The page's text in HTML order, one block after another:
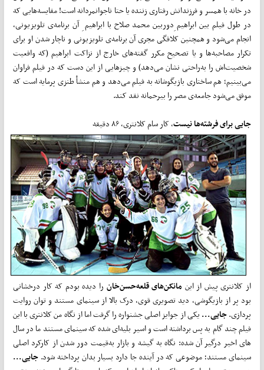
در خانه با همسر و فرزندان­­ش رفتاری زننده یا حتا ناجوان­­مردانه است! مقایسه­­‌هایی که
در طول فیلم بین ابراهیم­­ ِدوربین محمد صلاح با ابراهیم ِ آن برنامه‌ی تلویزیونی،
انجام می­­­‌شود و هم­­چنین کلافگی مجری آن برنامه‌ی تلویزیونی و ناچار شدن­ او برای
تکرار مصاحبه­­‌ها و یا تصحیح مکرر گفته­­‌های خارج از نزاکت ابراهیم (که واقعیت
شخصیت‌­­اش را به‌­­راحتی نشان می­­‌دهد) و چیزهایی از این دست که در فیلم فراوان
می‌­­بینیم؛ هم ساختاری بازی­­گوشانه به فیلم می­­‌دهد و هم منشأ طنزی پرمایه است که
موفق می‌شود جامعه‌ی مصر را بی­­رحمانه نقد کند.
جایی برای فرشته‌­­ها نیست، کار سام کلانتری، ۸۶ دقیقه
از کلانتری پیش از اینمانکن­­‌های قلعه‌حسن­­‌خانرا دیده بودم که کار درخشانی
بود پر از بازی­­گوشی، دید تصویری قوی، درک بالا از سینمای مستند و توان روایت­­‌
پردازی.جایی...یکی از جوایز اصلی جشنواره را گرفت اما از نگاه من کلانتری با این
فیلم چند گام به پس برداشته است و اسیر بلیه‌­­ای شده که سینمای مستند ما در سال­­‌
های اخیر درگیر آن شده: نگاه به گیشه و بازار به‌قیمت دور شدن از کارکرد اصلی
سینمای مستند؛ موضوعی که در آینده جا دارد بسیار بدان پرداخته شود. جایی...